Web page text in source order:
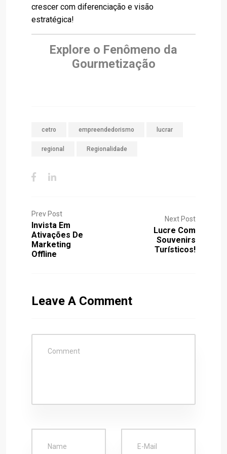
crescer com diferenciação e visão
estratégica!
Explore o Fenômeno da
Gourmetização
cetro empreendedorismo lucrar
regional Regionalidade
Prev Post
Invista Em
Ativações De
Marketing
Offline
Next Post
Lucre Com
Souvenirs
Turísticos!
Leave A Comment